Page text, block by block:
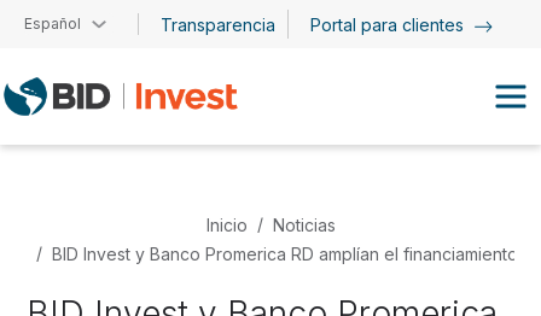
Pasar al contenido principal
Español Transparencia Portal para clientes
Inicio
Noticias
BID Invest y Banco Promerica RD amplían el financiamiento